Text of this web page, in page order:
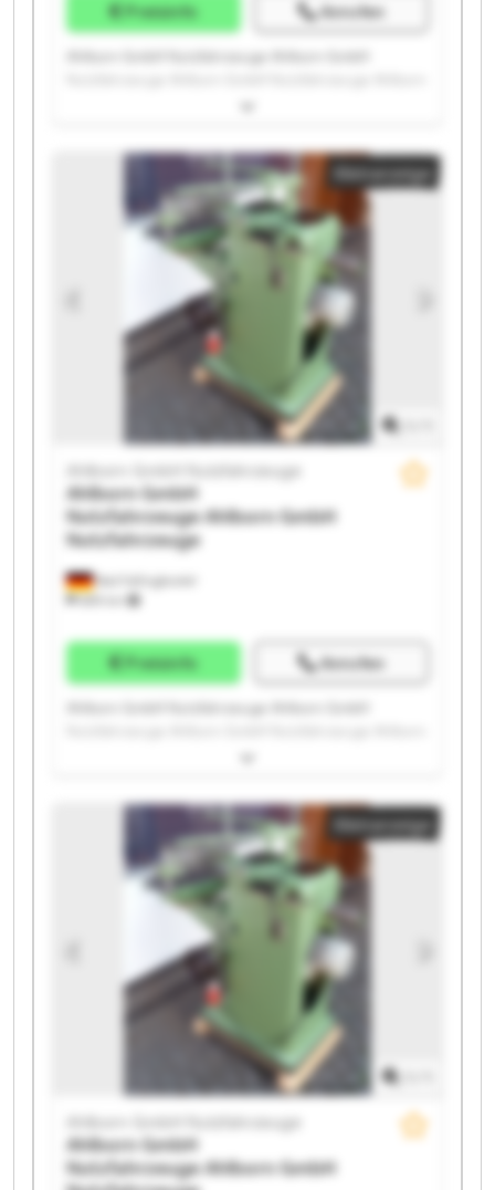
Preisinfo Anrufen
GmbH Nutzfahrzeuge Ahlborn GmbH Nutzfahrzeuge
Nutzfahrzeuge Ahlborn GmbH Nutzfahrzeuge Ahlborn
GmbH Nutzfahrzeuge Ahlborn GmbH Nutzfahrzeuge
Ahlborn GmbH Nutzfahrzeuge Ahlborn GmbH
Nutzfahrzeuge Ahlborn GmbH Nutzfahrzeuge Ahlborn
GmbH Nutzfahrzeuge Ahlborn GmbH Nutzfahrzeuge
Ahlborn GmbH Nutzfahrzeuge Ahlborn GmbH
Nutzfahrzeuge Ahlborn GmbH Nutzfahrzeuge Ahlborn
GmbH Nutzfahrzeuge Ahlborn GmbH Nutzfahrzeuge
Kleinanzeige
Bad Fallingbostel
689 km
Ahlborn GmbH Nutzfahrzeuge
Ahlborn GmbH
NutzfahrzeugeAhlborn GmbH
Nutzfahrzeuge
Preisinfo Anrufen
GmbH Nutzfahrzeuge Ahlborn GmbH Nutzfahrzeuge
Nutzfahrzeuge Ahlborn GmbH Nutzfahrzeuge Ahlborn
GmbH Nutzfahrzeuge Ahlborn GmbH Nutzfahrzeuge
Ahlborn GmbH Nutzfahrzeuge Ahlborn GmbH
Nutzfahrzeuge Ahlborn GmbH Nutzfahrzeuge Ahlborn
GmbH Nutzfahrzeuge Ahlborn GmbH Nutzfahrzeuge
Ahlborn GmbH Nutzfahrzeuge Ahlborn GmbH
Nutzfahrzeuge Ahlborn GmbH Nutzfahrzeuge Ahlborn
GmbH Nutzfahrzeuge Ahlborn GmbH Nutzfahrzeuge
Kleinanzeige
Ahlborn GmbH Nutzfahrzeuge
Ahlborn GmbH
NutzfahrzeugeAhlborn GmbH